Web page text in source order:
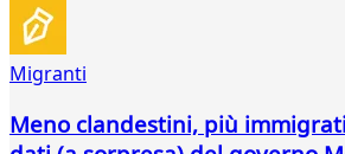
Migranti
Meno clandestini, più